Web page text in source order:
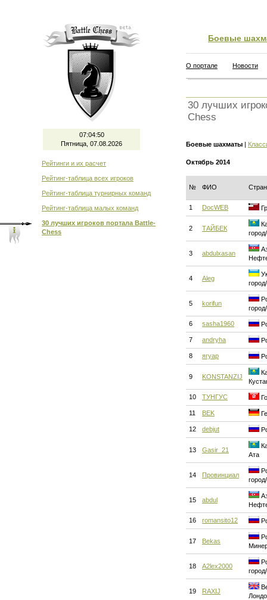
07:04:51
Пятница, 07.08.2026
Рейтинги и их расчет
Рейтинг-таблица всех игроков
Рейтинг-таблица турнирных команд
Рейтинг-таблица малых команд
30 лучших игроков портала Battle-
Chess
Боевые
О портале Новости
30 лучших
Chess
Боевые шахматы |
Октябрь 2014
№ ФИО
1 DocWEB
2 ТАЙБЕК
3 abdulxasan
4 Aleg
5 korifun
6 sasha1960
7 andryha
8 ягуар
9 KONSTANZIJ
10 ТУНГУС
11 BEK
12 debjut
13 Gasir_21
Ата
14 Провинциал
15 abdul
16 romansito12
17 Bekas
18 A2lex2000
19 RAXIJ